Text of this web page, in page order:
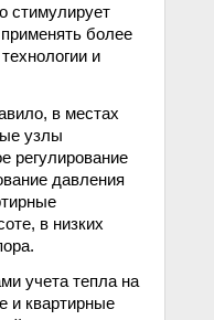
стимулирует
более
и
в местах
узлы
регулирование
давления
в низких
учета тепла на
и квартирные